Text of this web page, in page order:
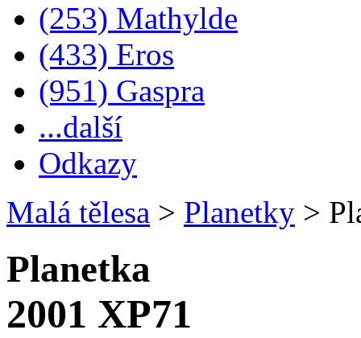
(253) Mathylde
(433) Eros
(951) Gaspra
...další
Odkazy
Malá tělesa > Planetky >
Planetka
2001 XP71